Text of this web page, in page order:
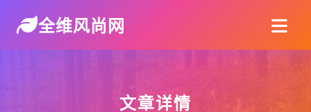
全维风尚网
文章详情